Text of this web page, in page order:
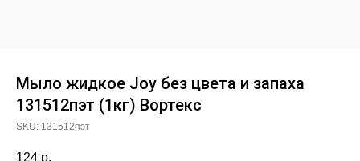
Мыло жидкое Joy без цвета и запаха
131512пэт (1кг) Вортекс
SKU: 131512пэт
124 р.